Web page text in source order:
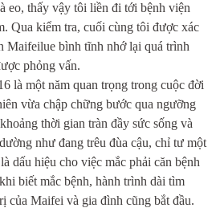
eo, thấy vậy tôi liền đi tới bệnh viện
Qua kiểm tra, cuối cùng tôi được xác
Maifeilue bình tĩnh nhớ lại quá trình
phỏng vấn.
là một năm quan trọng trong cuộc đời
vừa chập chững bước qua ngưỡng
thời gian tràn đầy sức sống và
như đang trêu đùa cậu, chỉ tư một
dấu hiệu cho việc mắc phải căn bệnh
khi biết mắc bệnh, hành trình dài tìm
của Maifei và gia đình cũng bắt đầu.